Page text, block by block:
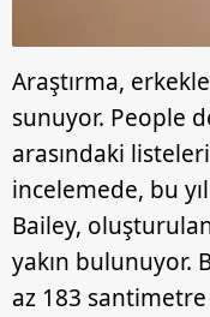
Araştırma,
sunuyor. People
arasındaki
incelemede, bu
Bailey,
yakın bulunuyor.
az 183